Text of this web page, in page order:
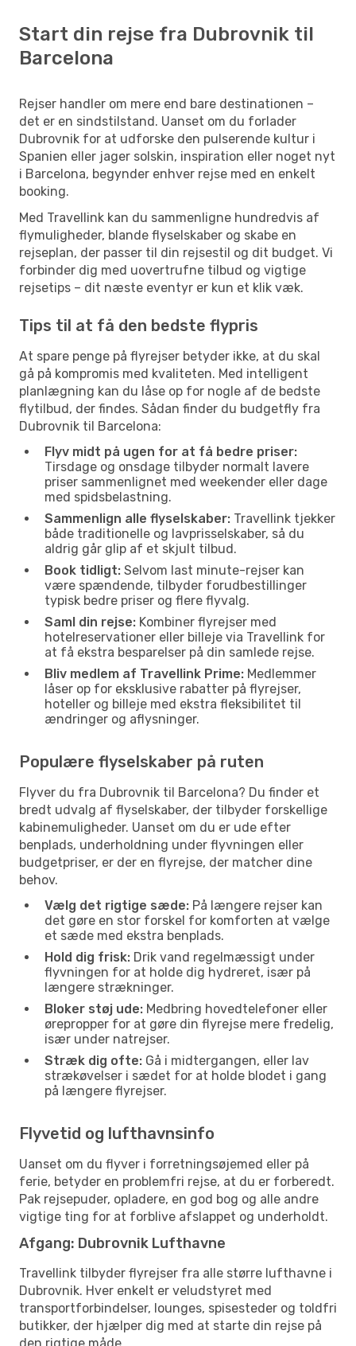
Start din rejse fra Dubrovnik til
Barcelona
Rejser handler om mere end bare destinationen –
det er en sindstilstand. Uanset om du forlader
Dubrovnik for at udforske den pulserende kultur i
Spanien eller jager solskin, inspiration eller noget nyt
i Barcelona, begynder enhver rejse med en enkelt
booking.
Med Travellink kan du sammenligne hundredvis af
flymuligheder, blande flyselskaber og skabe en
rejseplan, der passer til din rejsestil og dit budget. Vi
forbinder dig med uovertrufne tilbud og vigtige
rejsetips – dit næste eventyr er kun et klik væk.
Tips til at få den bedste flypris
At spare penge på flyrejser betyder ikke, at du skal
gå på kompromis med kvaliteten. Med intelligent
planlægning kan du låse op for nogle af de bedste
flytilbud, der findes. Sådan finder du budgetfly fra
Dubrovnik til Barcelona:
Flyv midt på ugen for at få bedre priser:
Tirsdage og onsdage tilbyder normalt lavere
priser sammenlignet med weekender eller dage
med spidsbelastning.
Sammenlign alle flyselskaber: Travellink tjekker
både traditionelle og lavprisselskaber, så du
aldrig går glip af et skjult tilbud.
Book tidligt: Selvom last minute-rejser kan
være spændende, tilbyder forudbestillinger
typisk bedre priser og flere flyvalg.
Saml din rejse: Kombiner flyrejser med
hotelreservationer eller billeje via Travellink for
at få ekstra besparelser på din samlede rejse.
Bliv medlem af Travellink Prime: Medlemmer
låser op for eksklusive rabatter på flyrejser,
hoteller og billeje med ekstra fleksibilitet til
ændringer og aflysninger.
Populære flyselskaber på ruten
Flyver du fra Dubrovnik til Barcelona? Du finder et
bredt udvalg af flyselskaber, der tilbyder forskellige
kabinemuligheder. Uanset om du er ude efter
benplads, underholdning under flyvningen eller
budgetpriser, er der en flyrejse, der matcher dine
behov.
Vælg det rigtige sæde: På længere rejser kan
det gøre en stor forskel for komforten at vælge
et sæde med ekstra benplads.
Hold dig frisk: Drik vand regelmæssigt under
flyvningen for at holde dig hydreret, især på
længere strækninger.
Bloker støj ude: Medbring hovedtelefoner eller
ørepropper for at gøre din flyrejse mere fredelig,
især under natrejser.
Stræk dig ofte: Gå i midtergangen, eller lav
strækøvelser i sædet for at holde blodet i gang
på længere flyrejser.
Flyvetid og lufthavnsinfo
Uanset om du flyver i forretningsøjemed eller på
ferie, betyder en problemfri rejse, at du er forberedt.
Pak rejsepuder, opladere, en god bog og alle andre
vigtige ting for at forblive afslappet og underholdt.
Afgang: Dubrovnik Lufthavne
Travellink tilbyder flyrejser fra alle større lufthavne i
Dubrovnik. Hver enkelt er veludstyret med
transportforbindelser, lounges, spisesteder og toldfri
butikker, der hjælper dig med at starte din rejse på